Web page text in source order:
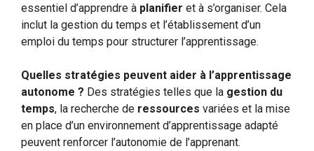
essentiel d’apprendre à planifier et à s’organiser. Cela
inclut la gestion du temps et l’établissement d’un
emploi du temps pour structurer l’apprentissage.
Quelles stratégies peuvent aider à l’apprentissage
autonome ? Des stratégies telles que la gestion du
temps, la recherche de ressources variées et la mise
en place d’un environnement d’apprentissage adapté
peuvent renforcer l’autonomie de l’apprenant.